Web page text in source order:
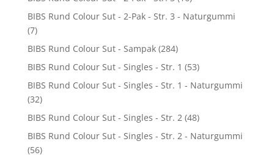
BIBS Rund Colour Sut - 2-Pak - Str. 3 - Naturgummi
(7)
BIBS Rund Colour Sut - Sampak (284)
BIBS Rund Colour Sut - Singles - Str. 1 (53)
BIBS Rund Colour Sut - Singles - Str. 1 - Naturgummi
(32)
BIBS Rund Colour Sut - Singles - Str. 2 (48)
BIBS Rund Colour Sut - Singles - Str. 2 - Naturgummi
(56)